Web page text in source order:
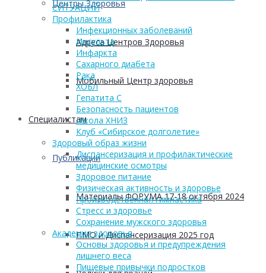
Центры Здоровья
Адреса Центров Здоровья
Мобильный Центр здоровья
Cпециалистам
Публикации
Материалы ФОРУМА 17-18 октября 2024
ПМО и Диспансеризация 2025 год
СИТУАЦИЙ
Профилактика
Инфекционных заболеваний
Инсульта
Инфаркта
Сахарного диабета
Рака
ХОБЛ
Гепатита С
Безопасность пациентов
Школа ХНИЗ
Клуб «Сибирское долголетие»
Здоровый образ жизни
Диспансеризация и профилактические
медицинские осмотры
Здоровое питание
Физическая активность и здоровье
Производственная гимнастика
Стресс и здоровье
Сохранение мужского здоровья
Академия здоровья
Основы здоровья и предупреждения
лишнего веса
Пищевые привычки подростков